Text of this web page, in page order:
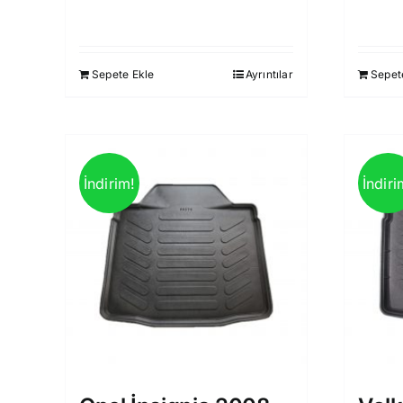
Sepete Ekle Ayrıntılar
İndirim!